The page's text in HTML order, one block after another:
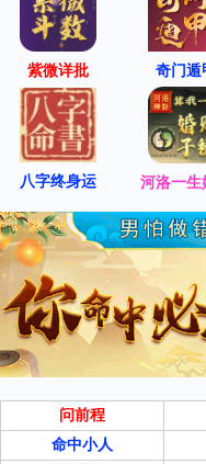
紫微详批 奇门遁
八字终身运 河洛一生
问前程
命中小人